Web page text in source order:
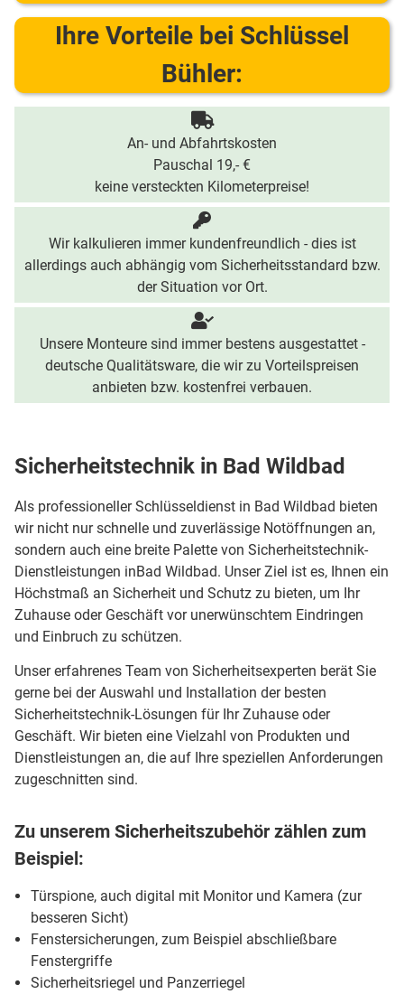
Ihre Vorteile bei Schlüssel
Bühler:
An- und Abfahrtskosten
Pauschal 19,- €
keine versteckten Kilometerpreise!
Wir kalkulieren immer kundenfreundlich - dies ist
allerdings auch abhängig vom Sicherheitsstandard bzw.
der Situation vor Ort.
Unsere Monteure sind immer bestens ausgestattet -
deutsche Qualitätsware, die wir zu Vorteilspreisen
anbieten bzw. kostenfrei verbauen.
Sicherheitstechnik in Bad Wildbad
Als professioneller Schlüsseldienst in Bad Wildbad bieten
wir nicht nur schnelle und zuverlässige Notöffnungen an,
sondern auch eine breite Palette von Sicherheitstechnik-
Dienstleistungen inBad Wildbad. Unser Ziel ist es, Ihnen ein
Höchstmaß an Sicherheit und Schutz zu bieten, um Ihr
Zuhause oder Geschäft vor unerwünschtem Eindringen
und Einbruch zu schützen.
Unser erfahrenes Team von Sicherheitsexperten berät Sie
gerne bei der Auswahl und Installation der besten
Sicherheitstechnik-Lösungen für Ihr Zuhause oder
Geschäft. Wir bieten eine Vielzahl von Produkten und
Dienstleistungen an, die auf Ihre speziellen Anforderungen
zugeschnitten sind.
Zu unserem Sicherheitszubehör zählen zum
Beispiel:
Türspione, auch digital mit Monitor und Kamera (zur
besseren Sicht)
Fenstersicherungen, zum Beispiel abschließbare
Fenstergriffe
Sicherheitsriegel und Panzerriegel